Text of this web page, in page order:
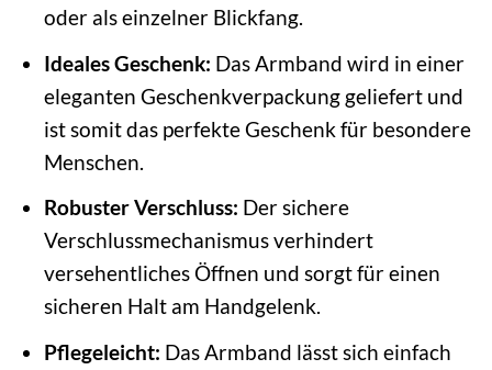
oder als einzelner Blickfang.
Ideales Geschenk: Das Armband wird in einer
eleganten Geschenkverpackung geliefert und
ist somit das perfekte Geschenk für besondere
Menschen.
Robuster Verschluss: Der sichere
Verschlussmechanismus verhindert
versehentliches Öffnen und sorgt für einen
sicheren Halt am Handgelenk.
Pflegeleicht: Das Armband lässt sich einfach